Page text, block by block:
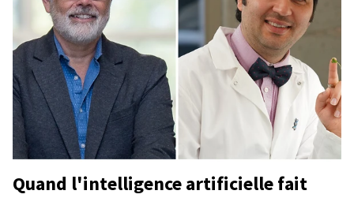
Quand l'intelligence artificielle fait